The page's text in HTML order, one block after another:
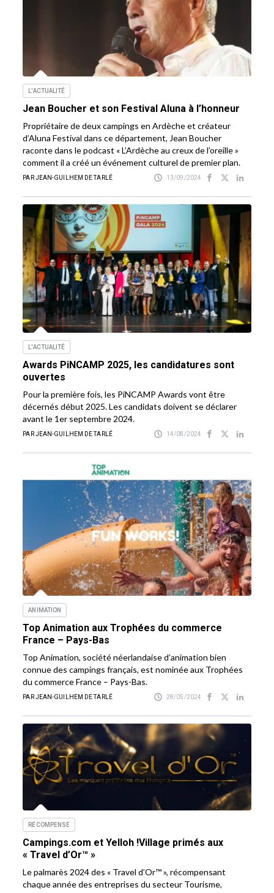
L'ACTUALITÉ
Jean Boucher et son Festival Aluna à l’honneur
Propriétaire de deux campings en Ardèche et créateur
d’Aluna Festival dans ce département, Jean Boucher
raconte dans le podcast « L’Ardèche au creux de l’oreille »
comment il a créé un événement culturel de premier plan.
PAR JEAN-GUILHEM DE TARLÉ 13/09/2024
L'ACTUALITÉ
Awards PiNCAMP 2025, les candidatures sont
ouvertes
Pour la première fois, les PiNCAMP Awards vont être
décernés début 2025. Les candidats doivent se déclarer
avant le 1er septembre 2024.
PAR JEAN-GUILHEM DE TARLÉ 14/08/2024
ANIMATION
Top Animation aux Trophées du commerce
France – Pays-Bas
Top Animation, société néerlandaise d’animation bien
connue des campings français, est nominée aux Trophées
du commerce France – Pays-Bas.
PAR JEAN-GUILHEM DE TARLÉ 28/05/2024
RÉCOMPENSE
Campings.com et Yelloh !Village primés aux
« Travel d’Or™ »
Le palmarès 2024 des « Travel d’Or™ », récompensant
chaque année des entreprises du secteur Tourisme,